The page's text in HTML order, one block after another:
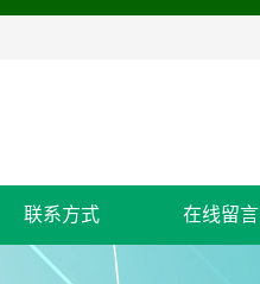
联系方式 在线留言